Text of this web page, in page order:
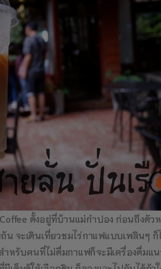
ตั้งอยู่ที่บ้านแม่กำปอง ก่อนถึงตั
จะเดินเที่ยวชมไร่กาแฟแบบเพลินๆ ก็
ำหรับคนที่ไม่ดื่มกาแฟก็จะมีเครื่องดื่มแ